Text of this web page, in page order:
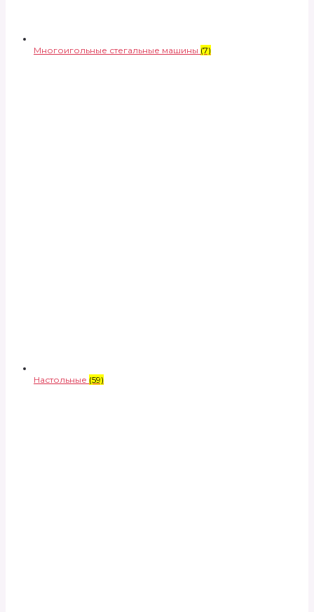
Многоигольные стегальные машины (7)
Настольные (59)